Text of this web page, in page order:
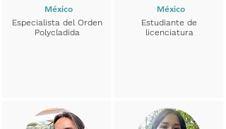
México
Especialista del Orden
Polycladida
México
Estudiante de
licenciatura